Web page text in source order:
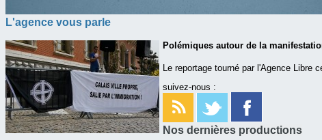
L'agence vous parle
Polémiques autour de la
Le reportage tourné par l'Agence
suivez-nous :
Nos dernières productions